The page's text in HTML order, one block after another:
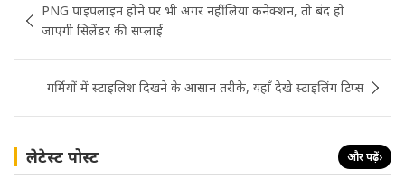
navigation
PNG पाइपलाइन होने पर भी अगर नहीं लिया कनेक्शन, तो बंद हो
जाएगी सिलेंडर की सप्लाई
गर्मियों में स्टाइलिश दिखने के आसान तरीके, यहाँ देखे स्टाइलिंग टिप्स
लेटेस्ट पोस्ट और पढ़ें›